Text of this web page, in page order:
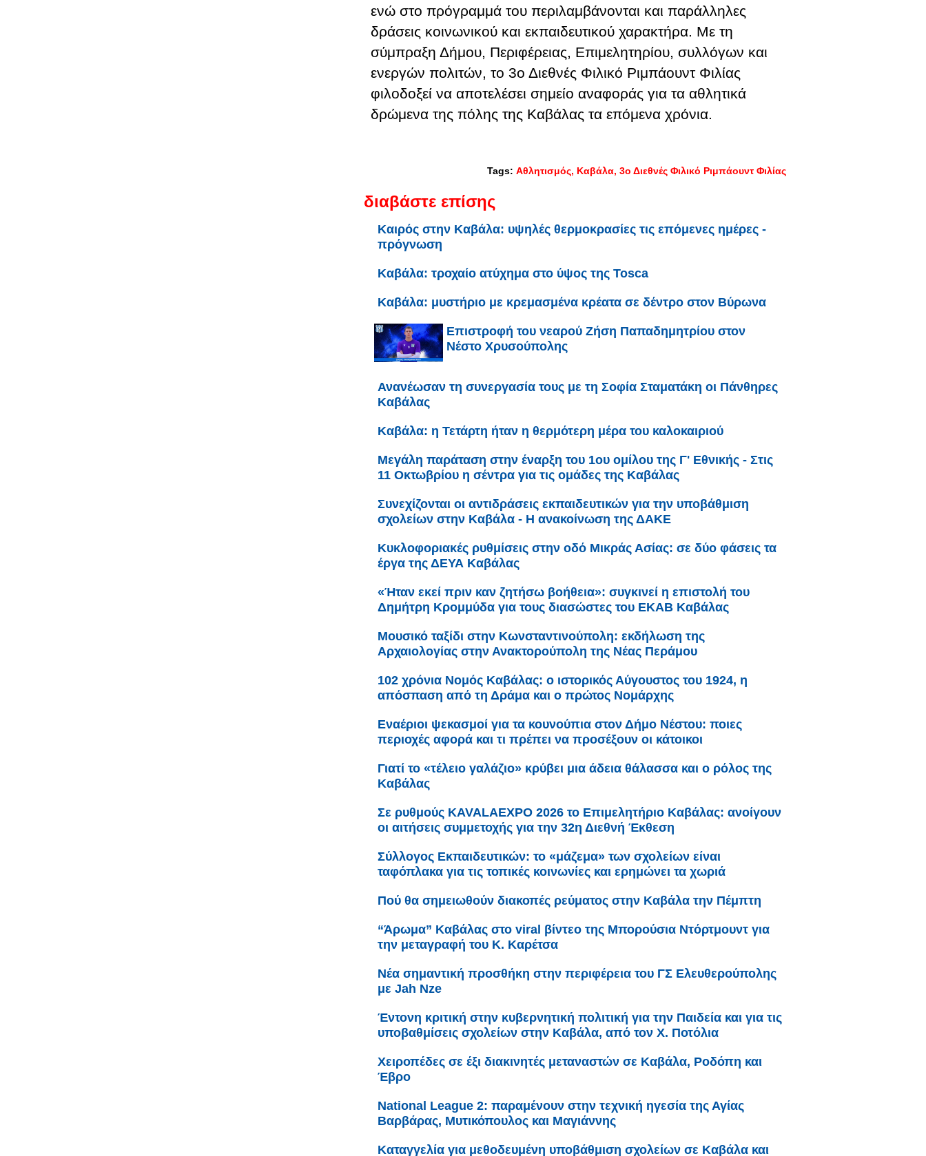
ενώ στο πρόγραμμά του περιλαμβάνονται και παράλληλες
δράσεις κοινωνικού και εκπαιδευτικού χαρακτήρα. Με τη
σύμπραξη Δήμου, Περιφέρειας, Επιμελητηρίου, συλλόγων και
ενεργών πολιτών, το 3ο Διεθνές Φιλικό Ριμπάουντ Φιλίας
φιλοδοξεί να αποτελέσει σημείο αναφοράς για τα αθλητικά
δρώμενα της πόλης της Καβάλας τα επόμενα χρόνια.
Tags: Αθλητισμός Καβάλα 3ο Διεθνές Φιλικό Ριμπάουντ Φιλίας
διαβάστε επίσης
Καιρός στην Καβάλα: υψηλές θερμοκρασίες τις επόμενες ημέρες -
πρόγνωση
Καβάλα: τροχαίο ατύχημα στο ύψος της Tosca
Καβάλα: μυστήριο με κρεμασμένα κρέατα σε δέντρο στον Βύρωνα
Επιστροφή του νεαρού Ζήση Παπαδημητρίου στον
Νέστο Χρυσούπολης
Ανανέωσαν τη συνεργασία τους με τη Σοφία Σταματάκη οι Πάνθηρες
Καβάλας
Καβάλα: η Τετάρτη ήταν η θερμότερη μέρα του καλοκαιριού
Μεγάλη παράταση στην έναρξη του 1ου ομίλου της Γ' Εθνικής - Στις
11 Οκτωβρίου η σέντρα για τις ομάδες της Καβάλας
Συνεχίζονται οι αντιδράσεις εκπαιδευτικών για την υποβάθμιση
σχολείων στην Καβάλα - Η ανακοίνωση της ΔΑΚΕ
Κυκλοφοριακές ρυθμίσεις στην οδό Μικράς Ασίας: σε δύο φάσεις τα
έργα της ΔΕΥΑ Καβάλας
«Ήταν εκεί πριν καν ζητήσω βοήθεια»: συγκινεί η επιστολή του
Δημήτρη Κρομμύδα για τους διασώστες του ΕΚΑΒ Καβάλας
Μουσικό ταξίδι στην Κωνσταντινούπολη: εκδήλωση της
Αρχαιολογίας στην Ανακτορούπολη της Νέας Περάμου
102 χρόνια Νομός Καβάλας: ο ιστορικός Αύγουστος του 1924, η
απόσπαση από τη Δράμα και ο πρώτος Νομάρχης
Εναέριοι ψεκασμοί για τα κουνούπια στον Δήμο Νέστου: ποιες
περιοχές αφορά και τι πρέπει να προσέξουν οι κάτοικοι
Γιατί το «τέλειο γαλάζιο» κρύβει μια άδεια θάλασσα και ο ρόλος της
Καβάλας
Σε ρυθμούς KAVALAEXPO 2026 το Επιμελητήριο Καβάλας: ανοίγουν
οι αιτήσεις συμμετοχής για την 32η Διεθνή Έκθεση
Σύλλογος Εκπαιδευτικών: το «μάζεμα» των σχολείων είναι
ταφόπλακα για τις τοπικές κοινωνίες και ερημώνει τα χωριά
Πού θα σημειωθούν διακοπές ρεύματος στην Καβάλα την Πέμπτη
“Άρωμα” Καβάλας στο viral βίντεο της Μπορούσια Ντόρτμουντ για
την μεταγραφή του Κ. Καρέτσα
Νέα σημαντική προσθήκη στην περιφέρεια του ΓΣ Ελευθερούπολης
με Jah Nze
Έντονη κριτική στην κυβερνητική πολιτική για την Παιδεία και για τις
υποβαθμίσεις σχολείων στην Καβάλα, από τον Χ. Ποτόλια
Χειροπέδες σε έξι διακινητές μεταναστών σε Καβάλα, Ροδόπη και
Έβρο
Νational League 2: παραμένουν στην τεχνική ηγεσία της Αγίας
Βαρβάρας, Μυτικόπουλος και Μαγιάννης
Καταγγελία για μεθοδευμένη υποβάθμιση σχολείων σε Καβάλα και